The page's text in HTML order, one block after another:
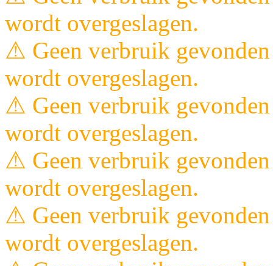
wordt overgeslagen.
⚠ Geen verbruik
wordt overgeslagen.
⚠ Geen verbruik
wordt overgeslagen.
⚠ Geen verbruik
wordt overgeslagen.
⚠ Geen verbruik
wordt overgeslagen.